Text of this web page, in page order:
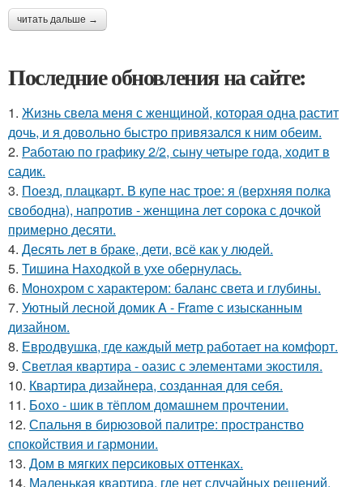
читать дальше →
Последние обновления на сайте:
1. Жизнь свела меня с женщиной, которая одна растит
дочь, и я довольно быстро привязался к ним обеим.
2. Работаю по графику 2/2, сыну четыре года, ходит в
садик.
3. Поезд, плацкарт. В купе нас трое: я (верхняя полка
свободна), напротив - женщина лет сорока с дочкой
примерно десяти.
4. Десять лет в браке, дети, всё как у людей.
5. Тишина Находкой в ухе обернулась.
6. Монохром с характером: баланс света и глубины.
7. Уютный лесной домик A - Frame с изысканным
дизайном.
8. Евродвушка, где каждый метр работает на комфорт.
9. Светлая квартира - оазис с элементами экостиля.
10. Квартира дизайнера, созданная для себя.
11. Бохо - шик в тёплом домашнем прочтении.
12. Спальня в бирюзовой палитре: пространство
спокойствия и гармонии.
13. Дом в мягких персиковых оттенках.
14. Маленькая квартира, где нет случайных решений.